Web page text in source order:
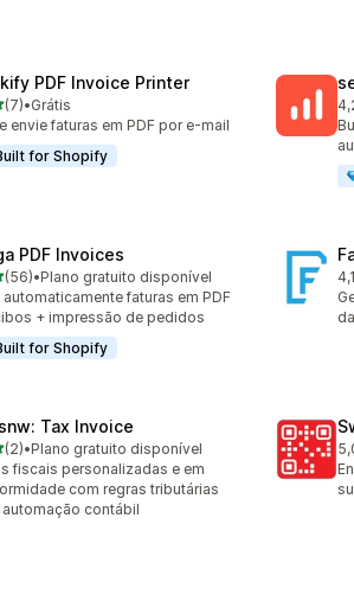
PDF Invoice Printer
5 estrelas
(7) ao todo
•Grátis
envie faturas em PDF por e-mail
for Shopify
PDF Invoices
5 estrelas
(56) ao todo
•Plano gratuito disponível
automaticamente faturas em PDF
+ impressão de pedidos
for Shopify
4,1
Tax Invoice
5 estrelas
(2) ao todo
•Plano gratuito disponível
fiscais personalizadas e em
com regras tributárias
contábil
3